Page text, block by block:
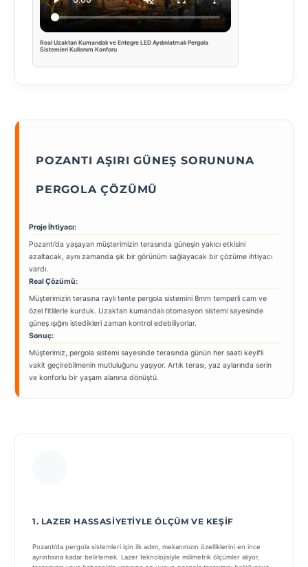
Real Uzaktan Kumandalı ve Entegre LED Aydınlatmalı Pergola
Sistemleri Kullanım Konforu
POZANTI AŞIRI GÜNEŞ SORUNUNA
PERGOLA ÇÖZÜMÜ
Proje İhtiyacı:
Pozantı’da yaşayan müşterimizin terasında güneşin yakıcı etkisini
azaltacak, aynı zamanda şık bir görünüm sağlayacak bir çözüme ihtiyacı
vardı.
Real Çözümü:
Müşterimizin terasına raylı tente pergola sistemini 8mm temperli cam ve
özel fitillerle kurduk. Uzaktan kumandalı otomasyon sistemi sayesinde
güneş ışığını istedikleri zaman kontrol edebiliyorlar.
Sonuç:
Müşterimiz, pergola sistemi sayesinde terasında günün her saati keyifli
vakit geçirebilmenin mutluluğunu yaşıyor. Artık terası, yaz aylarında serin
ve konforlu bir yaşam alanına dönüştü.
1. LAZER HASSASIYETIYLE ÖLÇÜM VE KEŞIF
Pozantı’da pergola sistemleri için ilk adım, mekanınızın özelliklerini en ince
ayrıntısına kadar belirlemek. Lazer teknolojisiyle milimetrik ölçümler alıyor,